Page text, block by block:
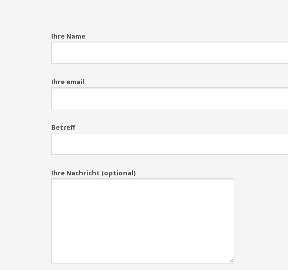
Ihre Name
Ihre email
Betreff
Ihre Nachricht (optional)